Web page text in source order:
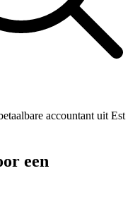
accountant uit Est
een